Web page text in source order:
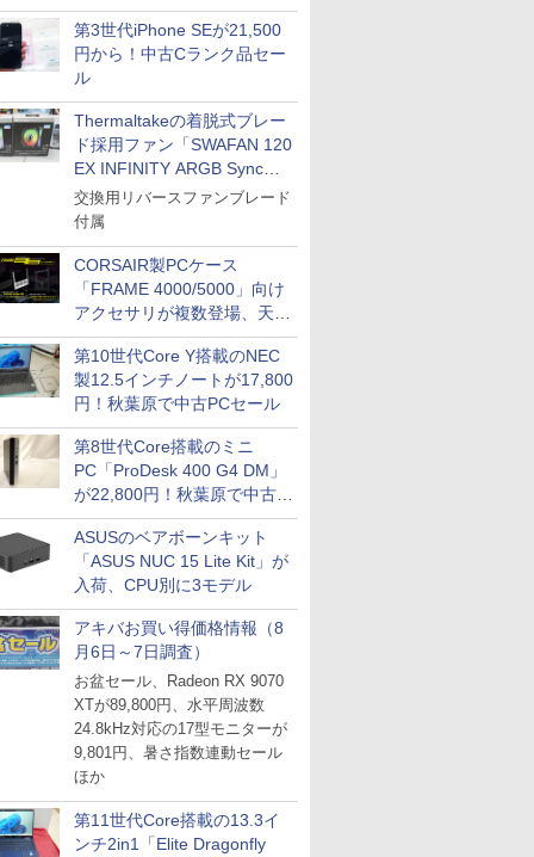
古Bランク品セール
第3世代iPhone SEが21,500
円から！中古Cランク品セー
ル
Thermaltakeの着脱式ブレー
ド採用ファン「SWAFAN 120
EX INFINITY ARGB Sync」
に単品パッケージ
交換用リバースファンブレード
付属
CORSAIR製PCケース
「FRAME 4000/5000」向け
アクセサリが複数登場、天然
木製パネルや背面コネクタ対
応トレイなど
第10世代Core Y搭載のNEC
製12.5インチノートが17,800
円！秋葉原で中古PCセール
第8世代Core搭載のミニ
PC「ProDesk 400 G4 DM」
が22,800円！秋葉原で中古
PCセール
ASUSのベアボーンキット
「ASUS NUC 15 Lite Kit」が
入荷、CPU別に3モデル
アキバお買い得価格情報（8
月6日～7日調査）
お盆セール、Radeon RX 9070
XTが89,800円、水平周波数
24.8kHz対応の17型モニターが
9,801円、暑さ指数連動セール
ほか
第11世代Core搭載の13.3イ
ンチ2in1「Elite Dragonfly